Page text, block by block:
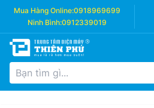
Mua Hàng Online:0918969699
Ninh Bình:0912339019